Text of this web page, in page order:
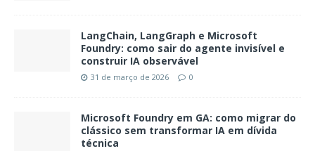
LangChain, LangGraph e Microsoft
Foundry: como sair do agente invisível e
construir IA observável
31 de março de 2026 0
Microsoft Foundry em GA: como migrar do
clássico sem transformar IA em dívida
técnica